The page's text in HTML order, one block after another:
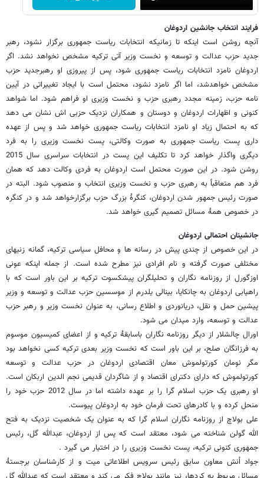
فرایند انتخاب جانشین اردوغان
آنچه روشن است اینکه تا زمانیکه انتخابات ریاست جمهوری برگزار نشود، رهبر
جدید حزب عدالت و توسعه و نخست وزیر آتی ترکیه مشخص نخواهد نشد. اگر
اردوغان نامزد انتخابات ریاست جمهوری شود، پس از پیروزی او رهبرجدید حزب
مشخص خواهدشد، اما اگر نامزد نشود، محتمل است با ایجاد تغییراتی در آیین
نامه حزب، زمینه مجدد رهبری حزب و نخست وزیری او فراهم شود. اما شواهد
کنونی و اظهارات اردوغان و دوستان و همکاران نزدیک حزبی اش نشان می دهد
که به احتمال زیاد او نامزد انتخابات ریاست جمهوری خواهد شد و پس از عهده
داری پست ریاست جمهوری به صورت وکالتی، پست نخست وزیری را به فرد
دیگری واگذار خواهد کرد تا تکلیف این پست در انتخابات سراسری سال 2015
روشن شود. در این صورت محتمل است اردوغان به فردی وکالت دهد که همان
فرد هم متعاقباً به رهبری حزب و نخست وزیری انتخاب و منصوب شود. البته در
صورت رئیس جمهور شدن اردوغان، کنگرۀ بزرگ حزب برگزارخواهد شد و در کنگره
در خصوص همۀ مسائل تصمیم گیری خواهد شد.
جانشینان احتمالی اردوغان
در این خصوص از چندی پیش در رسانه ها و محافل سیاسی ترکیه، گمانه زنیهای
مختلفی صورت گرفته و نام افرادی نیز مطرح شده است. از جمله اینکه عونی
اوزگورل از روزنامه نگاران و تحلیلگران پیشکسوت ترکیه بر این باور است که با
راهیابی اردوغان به چانکایا، بینالی یلدرم از موسسین حزب عدالت و توسعه و وزیر
پیشین حمل و نقل، دریانوردی و اطلاع رسانی، به عنوان نخست وزیر و رهبر حزب
عدالت و توسعه، وارد میدان می شود.
اورال چالشلار از دیگر روزنامه نگاران باسابقۀ ترکیه و از اعضای کمیسیون موسوم
به فرزانگان صلح، بر این باور است که نخست وزیر بعدی ترکیه کسی نخواهد بود
مگر نومان کورتولموش معان اقتصادی اردوغان در حزب عدالت و توسعه
کورتولموش که دارای دکترای اقتصاد و از شاگردان قدیمی نجم الدین اربکان است.
او رهبری یک حزب اسلام گرا را بر عهده داشته اما در سال 2012 حزب خود را
منحل کرده و با کادرهای تحت فرمان خود به اردوغان پیوست.
علی بولاچ از روزنامه نگاران اسلام گرا که به عنوان یک شخصیت نزدیک به فتح
الله گولن شناخته می شود، معتقد است که پس از اردوغان، عبدالله گل، رئیس
جمهوری کنونی ترکیه، پست نخست وزیری را در اختیار می گیرد .
جواد اُنش معاون سابق رئیس سرویس اطلاعاتی میت و از کارشناسان برجستۀ